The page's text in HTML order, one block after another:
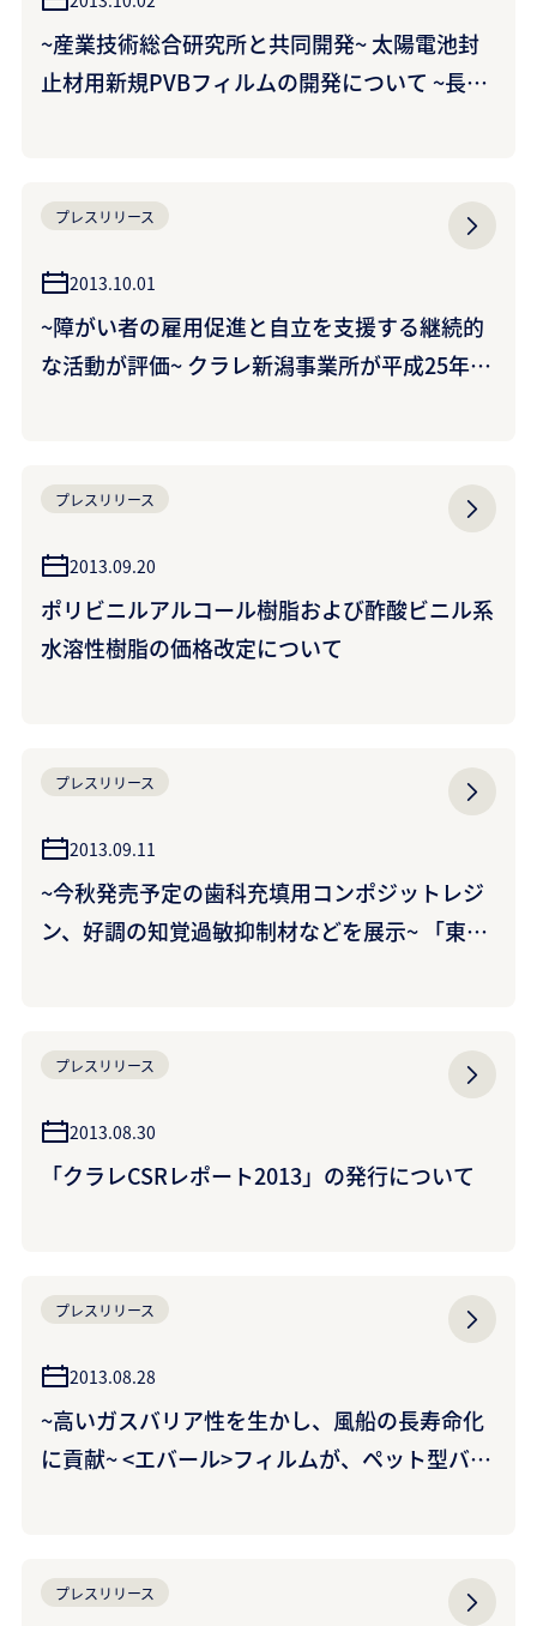
~産業技術総合研究所と共同開発~ 太陽電池封
止材用新規PVBフィルムの開発について ~長期
プレスリリース
2013.10.01
~障がい者の雇用促進と自立を支援する継続的
な活動が評価~ クラレ新潟事業所が平成25年度
プレスリリース
2013.09.20
ポリビニルアルコール樹脂および酢酸ビニル系
水溶性樹脂の価格改定について
プレスリリース
2013.09.11
~今秋発売予定の歯科充填用コンポジットレジ
ン、好調の知覚過敏抑制材などを展示~ 「東京
プレスリリース
2013.08.30
「クラレCSRレポート2013」の発行について
プレスリリース
2013.08.28
~高いガスバリア性を生かし、風船の長寿命化
に貢献~ <エバール>フィルムが、ペット型バル
プレスリリース